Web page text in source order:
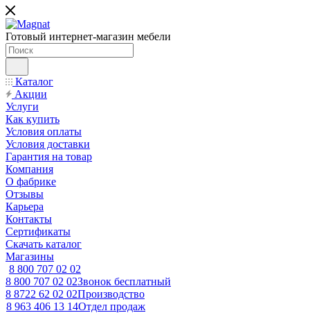
Готовый интернет-магазин мебели
Каталог
Акции
Услуги
Как купить
Условия оплаты
Условия доставки
Гарантия на товар
Компания
О фабрике
Отзывы
Карьера
Контакты
Сертификаты
Скачать каталог
Магазины
8 800 707 02 02
8 800 707 02 02Звонок бесплатный
8 8722 62 02 02Производство
8 963 406 13 14Отдел продаж